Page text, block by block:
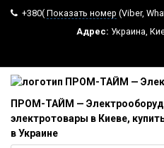
+380( Показать номер (Viber,
Адрес: Украина,
ПРОМ-ТАЙМ —
электротовары в Киеве,
в Украине